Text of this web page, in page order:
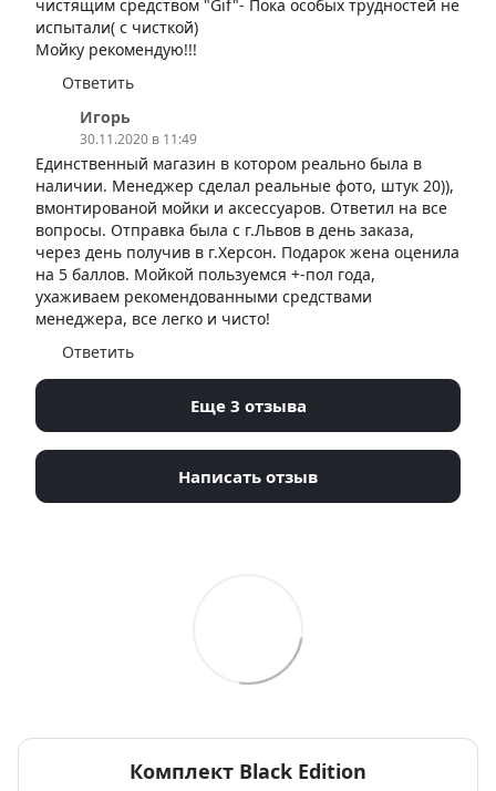
чистящим средством "Gif"- Пока особых трудностей не
испытали( с чисткой)
Мойку рекомендую!!!
Ответить
Игорь
30.11.2020 в 11:49
Единственный магазин в котором реально была в
наличии. Менеджер сделал реальные фото, штук 20)),
вмонтированой мойки и аксессуаров. Ответил на все
вопросы. Отправка была с г.Львов в день заказа,
через день получив в г.Херсон. Подарок жена оценила
на 5 баллов. Мойкой пользуемся +-пол года,
ухаживаем рекомендованными средствами
менеджера, все легко и чисто!
Ответить
Еще 3 отзыва
Написать отзыв
Комплект Black Edition